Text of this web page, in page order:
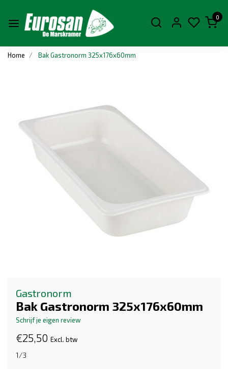
0
Home Bak Gastronorm 325x176x60mm
Gastronorm
Bak Gastronorm 325x176x60mm
Schrijf je eigen review
€25,50 Excl. btw
1/3